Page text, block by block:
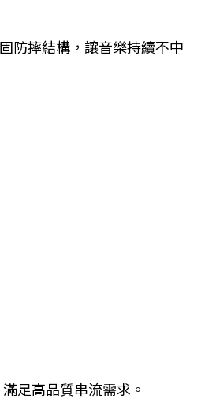
防摔結構，讓音樂持續不中
足高品質串流需求。